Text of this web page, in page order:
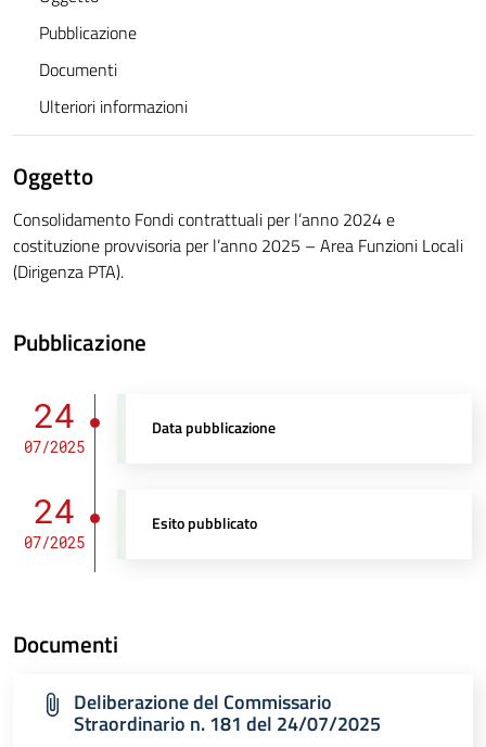
Pubblicazione
Documenti
Ulteriori informazioni
Oggetto
Consolidamento Fondi contrattuali per l’anno 2024 e
costituzione provvisoria per l’anno 2025 – Area Funzioni Locali
(Dirigenza PTA).
Pubblicazione
24
07/2025
Data pubblicazione
24
07/2025
Esito pubblicato
Documenti
Deliberazione del Commissario
Straordinario n. 181 del 24/07/2025